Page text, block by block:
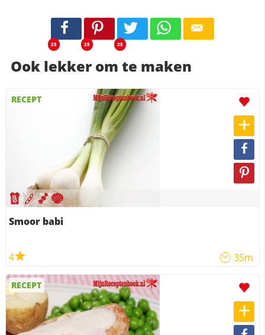
25 25 25
Ook lekker om te maken
RECEPT
Smoor babi
4 35m
RECEPT